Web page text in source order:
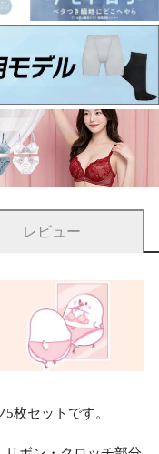
レビュー
枚セットです。